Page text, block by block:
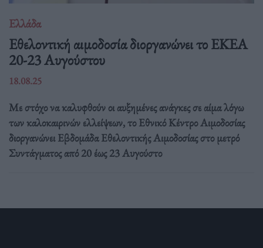
Ελλάδα
Eθελοντική αιμοδοσία διοργανώνει το ΕΚΕΑ
20-23 Αυγούστου
18.08.25
Με στόχο να καλυφθούν οι αυξημένες ανάγκες σε αίμα λόγω
των καλοκαιρινών ελλείψεων, το Εθνικό Κέντρο Αιμοδοσίας
διοργανώνει Εβδομάδα Εθελοντικής Αιμοδοσίας στο μετρό
Συντάγματος από 20 έως 23 Αυγούστο